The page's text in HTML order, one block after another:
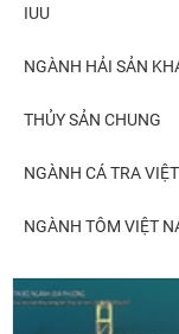
IUU
NGÀNH HẢI SẢN
THỦY SẢN CHUNG
NGÀNH CÁ TRA
NGÀNH TÔM VIỆT